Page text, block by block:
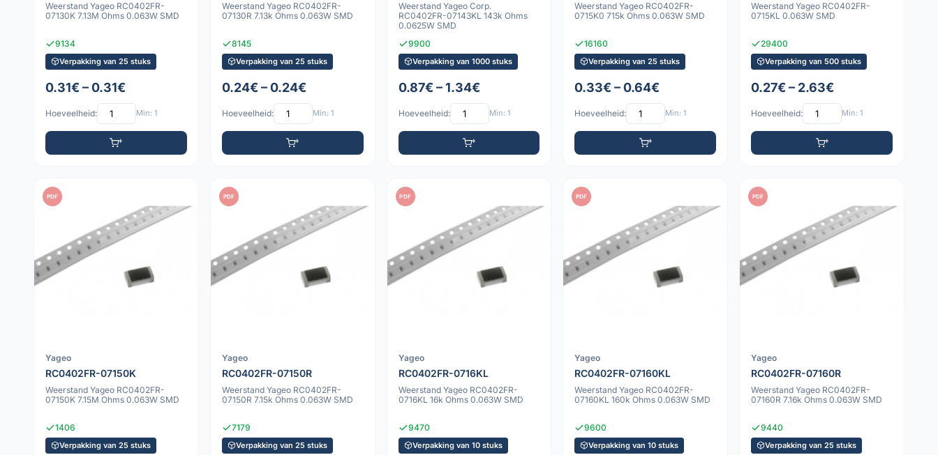
Weerstand Yageo RC0402FR-
07130K 7.13M Ohms 0.063W SMD
9134
Verpakking van 25 stuks
0.31€ – 0.31€
Hoeveelheid: Min: 1
Weerstand Yageo RC0402FR-
07130R 7.13k Ohms 0.063W SMD
8145
Verpakking van 25 stuks
0.24€ – 0.24€
Hoeveelheid: Min: 1
Weerstand Yageo Corp.
RC0402FR-07143KL 143k Ohms
0.0625W SMD
9900
Verpakking van 1000 stuks
0.87€ – 1.34€
Hoeveelheid: Min: 1
Weerstand Yageo RC0402FR-
0715K0 715k Ohms 0.063W SMD
16160
Verpakking van 25 stuks
0.33€ – 0.64€
Hoeveelheid: Min: 1
Weerstand Yageo RC0402FR-
0715KL 0.063W SMD
29400
Verpakking van 500 stuks
0.27€ – 2.63€
Hoeveelheid: Min: 1
PDF
Yageo
RC0402FR-07150K
Weerstand Yageo RC0402FR-
07150K 7.15M Ohms 0.063W SMD
1406
Verpakking van 25 stuks
PDF
Yageo
RC0402FR-07150R
Weerstand Yageo RC0402FR-
07150R 7.15k Ohms 0.063W SMD
7179
Verpakking van 25 stuks
PDF
Yageo
RC0402FR-0716KL
Weerstand Yageo RC0402FR-
0716KL 16k Ohms 0.063W SMD
9470
Verpakking van 10 stuks
PDF
Yageo
RC0402FR-07160KL
Weerstand Yageo RC0402FR-
07160KL 160k Ohms 0.063W SMD
9600
Verpakking van 10 stuks
PDF
Yageo
RC0402FR-07160R
Weerstand Yageo RC0402FR-
07160R 7.16k Ohms 0.063W SMD
9440
Verpakking van 25 stuks